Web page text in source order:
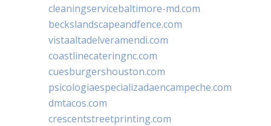
cleaningservicebaltimore-md.com
beckslandscapeandfence.com
vistaaltadelveramendi.com
coastlinecateringnc.com
cuesburgershouston.com
psicologiaespecializadaencampeche.com
dmtacos.com
crescentstreetprinting.com